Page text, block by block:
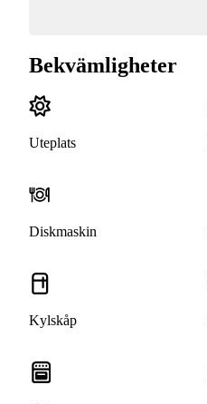
Bekvämligheter
Uteplats
Diskmaskin
Kylskåp